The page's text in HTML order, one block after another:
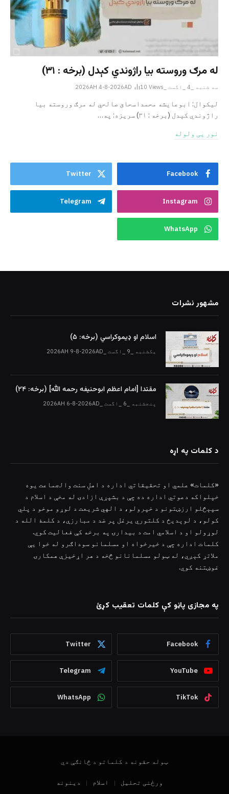
له مرګ وروسته بیا راژوندي کېدل (برخه : ۳۱)
سه شنبه _4 _اگست _2026AH 4-8-2026AD 10 Views
لیکوال: ابوعایشه محمداسحاق صالحي له مرګ وروسته بیا
راژوندي کېدل (برخه : ۳۱) سریزه: په…
نور یی ولوله
Facebook
Twitter
Instagram
Telegram
WhatsApp
مشهور نشرات
اسلام او ډیموکراسي (برخه: ۵)
یکشنبه _9 _اگست _2026AH 9-8-2026AD
مقتدا [امام اعظم ابوحنیفه رحمه الله‎] (برخه: ۲۴)
پنجشنبه _6 _اگست _2026AH 6-8-2026AD
د کلمات په اړه
«کلمات» علمي او تحقیقاتي اداره د اهلِ سنت والجماعت یوه
خپلواکه دعوتي اداره ده چې د بشپړې ازادۍ له مخې د اسلام د
سپېڅلو ارزښتونو د خپرولو، د الهي شریعت د لوړو موخو د پلي
کولو، د لوېدیځ د کلتوري یرغل پر ضد د مبارزې، د کلمۀ الله د
لوړولو او د اسلامي امت د بیدارۍ په برخه کې فعالیت کوي.
کلمات اداره چې د خیرخواه او مسلمانو سوداګرو له خوا یې
ملاتړ کېږي، له ټولو مسلمانانو څخه د هر اړخیزې همکارۍ
غوښتنه کوي.
په مجازی پاڼو کې کلمات تعقیب کړئ
Facebook
Twitter
YouTube
Telegram
TikTok
WhatsApp
ټوله حقونه د کلماتو د څانګې دي
ورځنی تحلیل اسلام دینونه